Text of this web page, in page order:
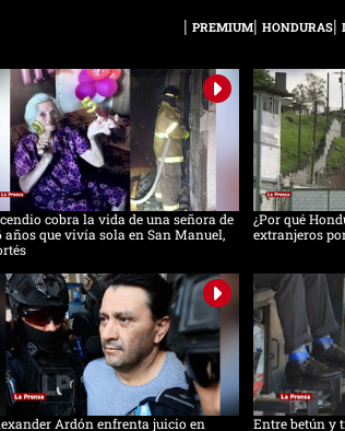
PREMIUM HONDURAS
cobra la vida de una señora de
años que vivía sola en San Manuel,
¿Por qué
extranjeros
Ardón enfrenta juicio en
Entre betún y